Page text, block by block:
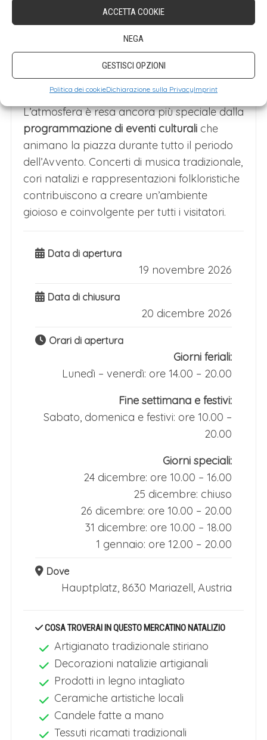
ACCETTA COOKIE
NEGA
GESTISCI OPZIONI
Politica dei cookieDichiarazione sulla PrivacyImprint
agli altri punti di interesse dei mercatini di
Mariazell, come il mercatino nel chiostro
della Basilica e quello nel piazzale antistante
il santuario, creando un percorso continuo
di scoperta e meraviglia.
L’atmosfera è resa ancora più speciale dalla
programmazione di eventi culturali che
animano la piazza durante tutto il periodo
dell’Avvento. Concerti di musica tradizionale,
cori natalizi e rappresentazioni folkloristiche
contribuiscono a creare un’ambiente
gioioso e coinvolgente per tutti i visitatori.
Data di apertura
19 novembre 2026
Data di chiusura
20 dicembre 2026
Orari di apertura
Giorni feriali:
Lunedì – venerdì: ore 14.00 – 20.00
Fine settimana e festivi:
Sabato, domenica e festivi: ore 10.00 –
20.00
Giorni speciali:
24 dicembre: ore 10.00 – 16.00
25 dicembre: chiuso
26 dicembre: ore 10.00 – 20.00
31 dicembre: ore 10.00 – 18.00
1 gennaio: ore 12.00 – 20.00
Dove
Hauptplatz, 8630 Mariazell, Austria
COSA TROVERAI IN QUESTO MERCATINO NATALIZIO
Artigianato tradizionale stiriano
Decorazioni natalizie artigianali
Prodotti in legno intagliato
Ceramiche artistiche locali
Candele fatte a mano
Tessuti ricamati tradizionali